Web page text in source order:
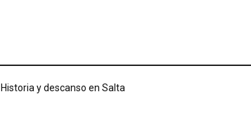
Historia y descanso en Salta